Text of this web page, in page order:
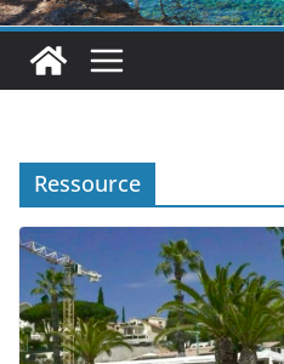
Ressource